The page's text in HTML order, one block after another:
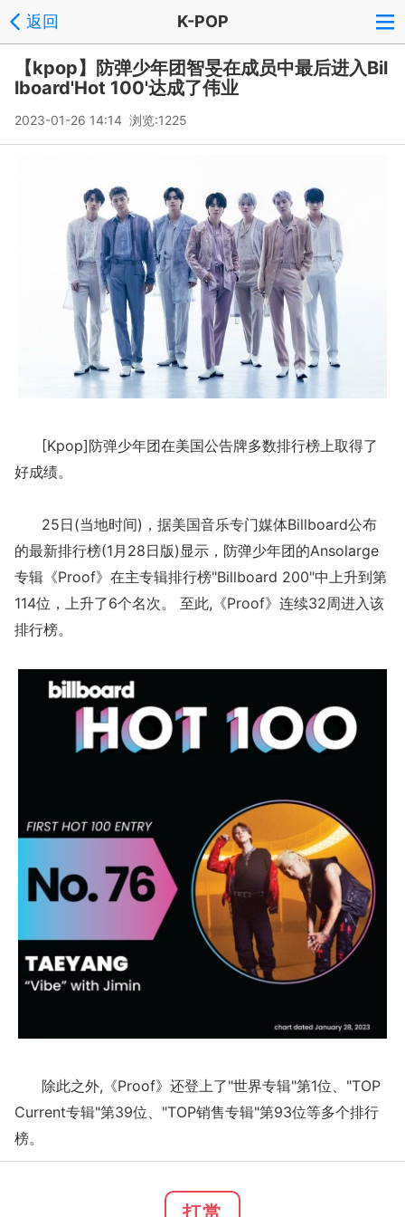
返回 K-POP
【kpop】防弹少年团智旻在成员中最后进入Bil
lboard'Hot 100'达成了伟业
2023-01-26 14:14 浏览:1225
[Kpop]防弹少年团在美国公告牌多数排行榜上取得了
好成绩。
25日(当地时间)，据美国音乐专门媒体Billboard公布
的最新排行榜(1月28日版)显示，防弹少年团的Ansolarge
专辑《Proof》在主专辑排行榜"Billboard 200"中上升到第
114位，上升了6个名次。 至此,《Proof》连续32周进入该
排行榜。
除此之外,《Proof》还登上了"世界专辑"第1位、"TOP
Current专辑"第39位、"TOP销售专辑"第93位等多个排行
榜。
打赏